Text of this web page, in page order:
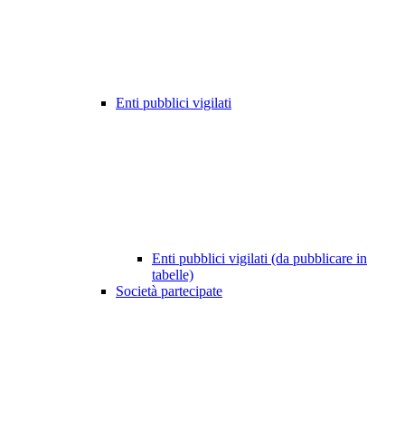
Enti pubblici vigilati
Enti pubblici vigilati (da pubblicare in
tabelle)
Società partecipate